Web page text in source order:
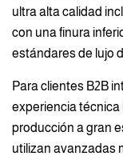
ultra alta calidad
con una finura
estándares de lujo
Para clientes B2B
experiencia técnica
producción a gran
utilizan avanzadas